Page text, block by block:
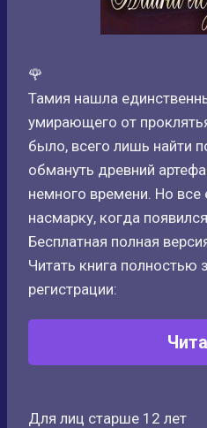
🌹
Тамия нашла
умирающего от
было, всего лишь найти
обмануть древний
немного времени. Но
насмарку, когда
Бесплатная полная
Читать книга полностью
регистрации:
Для лиц старше 12 лет